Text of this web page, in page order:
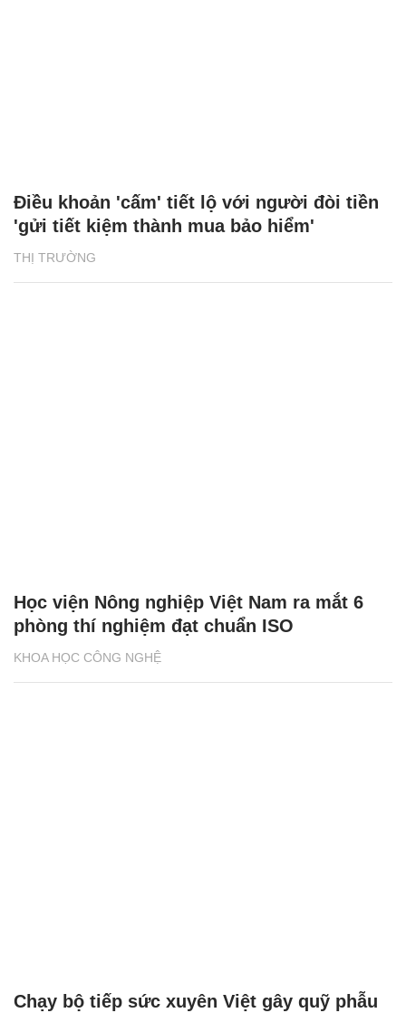
THỊ TRƯỜNG
Điều khoản 'cấm' tiết lộ với người đòi tiền
'gửi tiết kiệm thành mua bảo hiểm'
KHOA HỌC CÔNG NGHỆ
Học viện Nông nghiệp Việt Nam ra mắt 6
phòng thí nghiệm đạt chuẩn ISO
Chạy bộ tiếp sức xuyên Việt gây quỹ phẫu